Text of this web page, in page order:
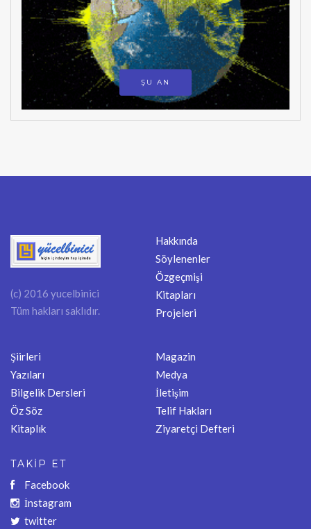
ŞU AN
(c) 2016 yucelbinici
Tüm hakları saklıdır.
Hakkında
Söylenenler
Özgeçmişi
Kitapları
Projeleri
Şiirleri
Yazıları
Bilgelik Dersleri
Öz Söz
Kitaplık
Magazin
Medya
İletişim
Telif Hakları
Ziyaretçi Defteri
TAKİP ET
Facebook
İnstagram
twitter